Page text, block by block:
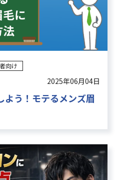
約
話：
06-6271-1150
：075-746-6013
21：00（不定休）
向け
2025年06月04日
よう！モテるメンズ眉